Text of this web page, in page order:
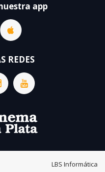
app
REDES
LBS Informática